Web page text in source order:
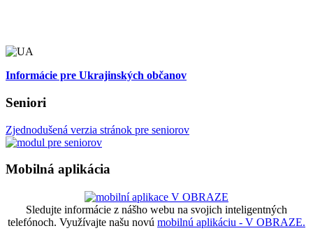
Informácie pre Ukrajinských občanov
Seniori
Zjednodušená verzia stránok pre seniorov
Mobilná aplikácia
Sledujte informácie z nášho webu na svojich inteligentných
telefónoch. Využívajte našu novú mobilnú aplikáciu - V OBRAZE.